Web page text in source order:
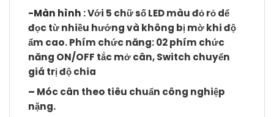
-Màn hình : Với 5 chữ số LED màu đỏ rỏ dể
đọc từ nhiều hướng và không bị mờ khi độ
ẩm cao. Phím chức năng: 02 phím chức
năng ON/OFF tắc mở cân,Switch chuyển
giá trị độ chia
– Móc cân theo tiêu chuẩn công nghiệp
nặng.